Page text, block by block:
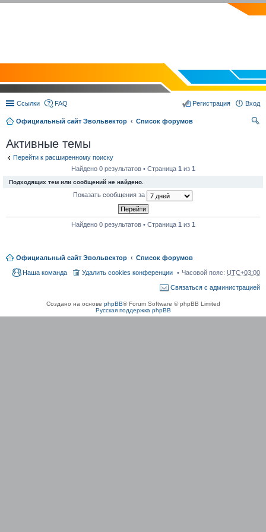
Ссылки FAQ Вход
Регистрация
Официальный сайт Эвольвектор
Список форумов
Активные темы
Перейти к расширенному поиску
Найдено 0 результатов • Страница 1 из 1
Подходящих тем или сообщений не найдено.
Показать сообщения за
Найдено 0 результатов • Страница 1 из 1
Официальный сайт Эвольвектор Список форумов
Часовой пояс: UTC+03:00
Удалить cookies конференции
Наша команда
Связаться с администрацией
Создано на основе phpBB® Forum Software © phpBB Limited
Русская поддержка phpBB